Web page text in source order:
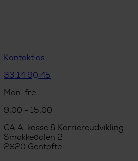
Kontakt os
33 14 90 45
Man-fre
9.00 - 15.00
CA A-kasse & Karriereudvikling
Smakkedalen 2
2820 Gentofte